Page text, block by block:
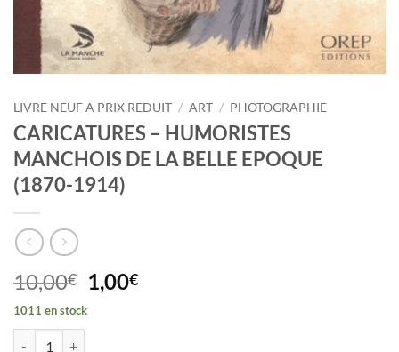
LIVRE NEUF A PRIX REDUIT / ART / PHOTOGRAPHIE
CARICATURES – HUMORISTES
MANCHOIS DE LA BELLE EPOQUE
(1870-1914)
10,00€
Le
prix
initial
1,00€Le
1011 en stock